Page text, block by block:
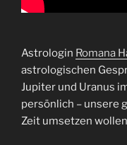
Astrologin Romana
astrologischen
Jupiter und Uranus
persönlich – unsere
Zeit umsetzen